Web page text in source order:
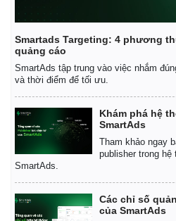
Doanh nghiệp
Doanh nghiệp 24h
Doanh nhân
Vì cộng đồng
Smartads Targeting: 4 phương
quảng cáo
SmartAds tập trung vào việc nhắm
và thời điểm để tối ưu.
Khám phá hệ
SmartAds
Tham khảo ngay
publisher trong hệ
SmartAds.
Các chỉ số
của SmartAds